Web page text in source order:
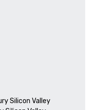
Silicon Valley